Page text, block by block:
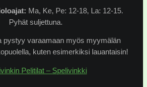
Ma, Ke, Pe: 12-18, La: 12-15.
Pyhät suljettuna.
pystyy varaamaan myös myymälän
kuten esimerkiksi lauantaisin!
Pelitilat – Spelivinkki